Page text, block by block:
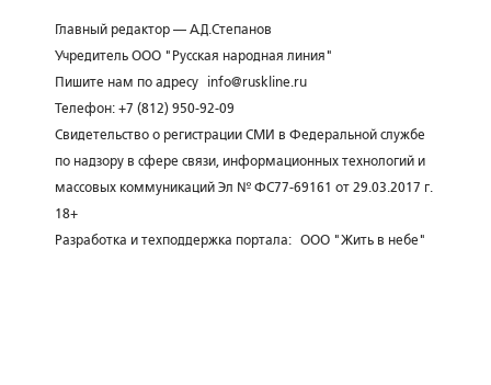
Главный редактор — А.Д.Степанов
Учредитель ООО "Русская народная линия"
Пишите нам по адресу
info@ruskline.ru
Телефон: +7 (812) 950-92-09
Свидетельство о регистрации СМИ в Федеральной службе
по надзору в сфере связи, информационных технологий и
массовых коммуникаций Эл № ФС77-69161 от 29.03.2017 г.
18+
Разработка и техподдержка портала: ООО "Жить в небе"